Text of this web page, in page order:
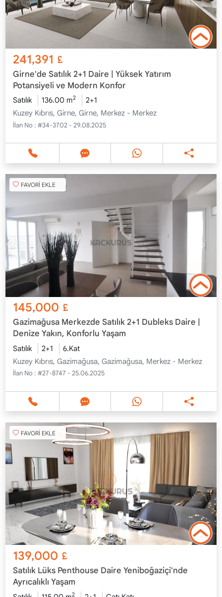
241,391 £
Girne'de Satılık 2+1 Daire | Yüksek Yatırım
Potansiyeli ve Modern Konfor
Satılık 136.00 m2
2+1
Kuzey Kıbrıs, Girne, Girne, Merkez - Merkez
İlan No : #34-3702 - 29.08.2025
FAVORİ EKLE
145,000 £
Gazimağusa Merkezde Satılık 2+1 Dubleks Daire |
Denize Yakın, Konforlu Yaşam
Satılık 2+1
6.Kat
Kuzey Kıbrıs, Gazimağusa, Gazimağusa, Merkez - Merkez
İlan No : #27-8747 - 25.06.2025
FAVORİ EKLE
139,000 £
Satılık Lüks Penthouse Daire Yeniboğaziçi'nde
Ayrıcalıklı Yaşam
2